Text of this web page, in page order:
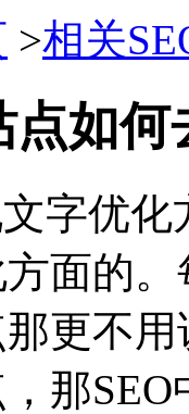
>相关
点如何
字优
面的
更不
那